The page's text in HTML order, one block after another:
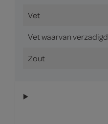
Vet
Vet waarvan verzadigd
Zout